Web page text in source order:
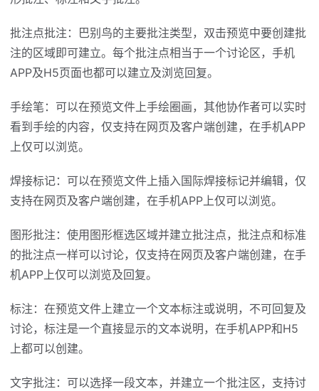
批注点批注：巴别鸟的主要批注类型，双击预览中要创建批
注的区域即可建立。每个批注点相当于一个讨论区，手机
APP及H5页面也都可以建立及浏览回复。
手绘笔：可以在预览文件上手绘圈画，其他协作者可以实时
看到手绘的内容，仅支持在网页及客户端创建，在手机APP
上仅可以浏览。
焊接标记：可以在预览文件上插入国际焊接标记并编辑，仅
支持在网页及客户端创建，在手机APP上仅可以浏览。
图形批注：使用图形框选区域并建立批注点，批注点和标准
的批注点一样可以讨论，仅支持在网页及客户端创建，在手
机APP上仅可以浏览及回复。
标注：在预览文件上建立一个文本标注或说明，不可回复及
讨论，标注是一个直接显示的文本说明，在手机APP和H5
上都可以创建。
文字批注：可以选择一段文本，并建立一个批注区，支持讨